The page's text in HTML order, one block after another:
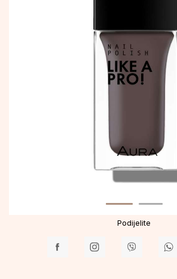
Podijelite